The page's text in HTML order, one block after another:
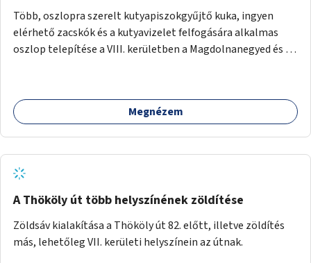
Több, oszlopra szerelt kutyapiszokgyűjtő kuka, ingyen
elérhető zacskók és a kutyavizelet felfogására alkalmas
oszlop telepítése a VIII. kerületben a Magdolnanegyed és a
Megnézem
A Thököly út több helyszínének zöldítése
Zöldsáv kialakítása a Thököly út 82. előtt, illetve zöldítés
más, lehetőleg VII. kerületi helyszínein az útnak.